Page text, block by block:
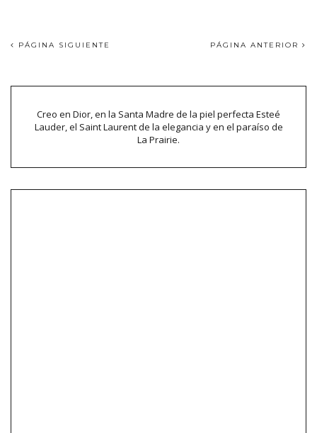
PÁGINA SIGUIENTE PÁGINA ANTERIOR
Creo en Dior, en la Santa Madre de la piel perfecta Esteé
Lauder, el Saint Laurent de la elegancia y en el paraíso de
La Prairie.